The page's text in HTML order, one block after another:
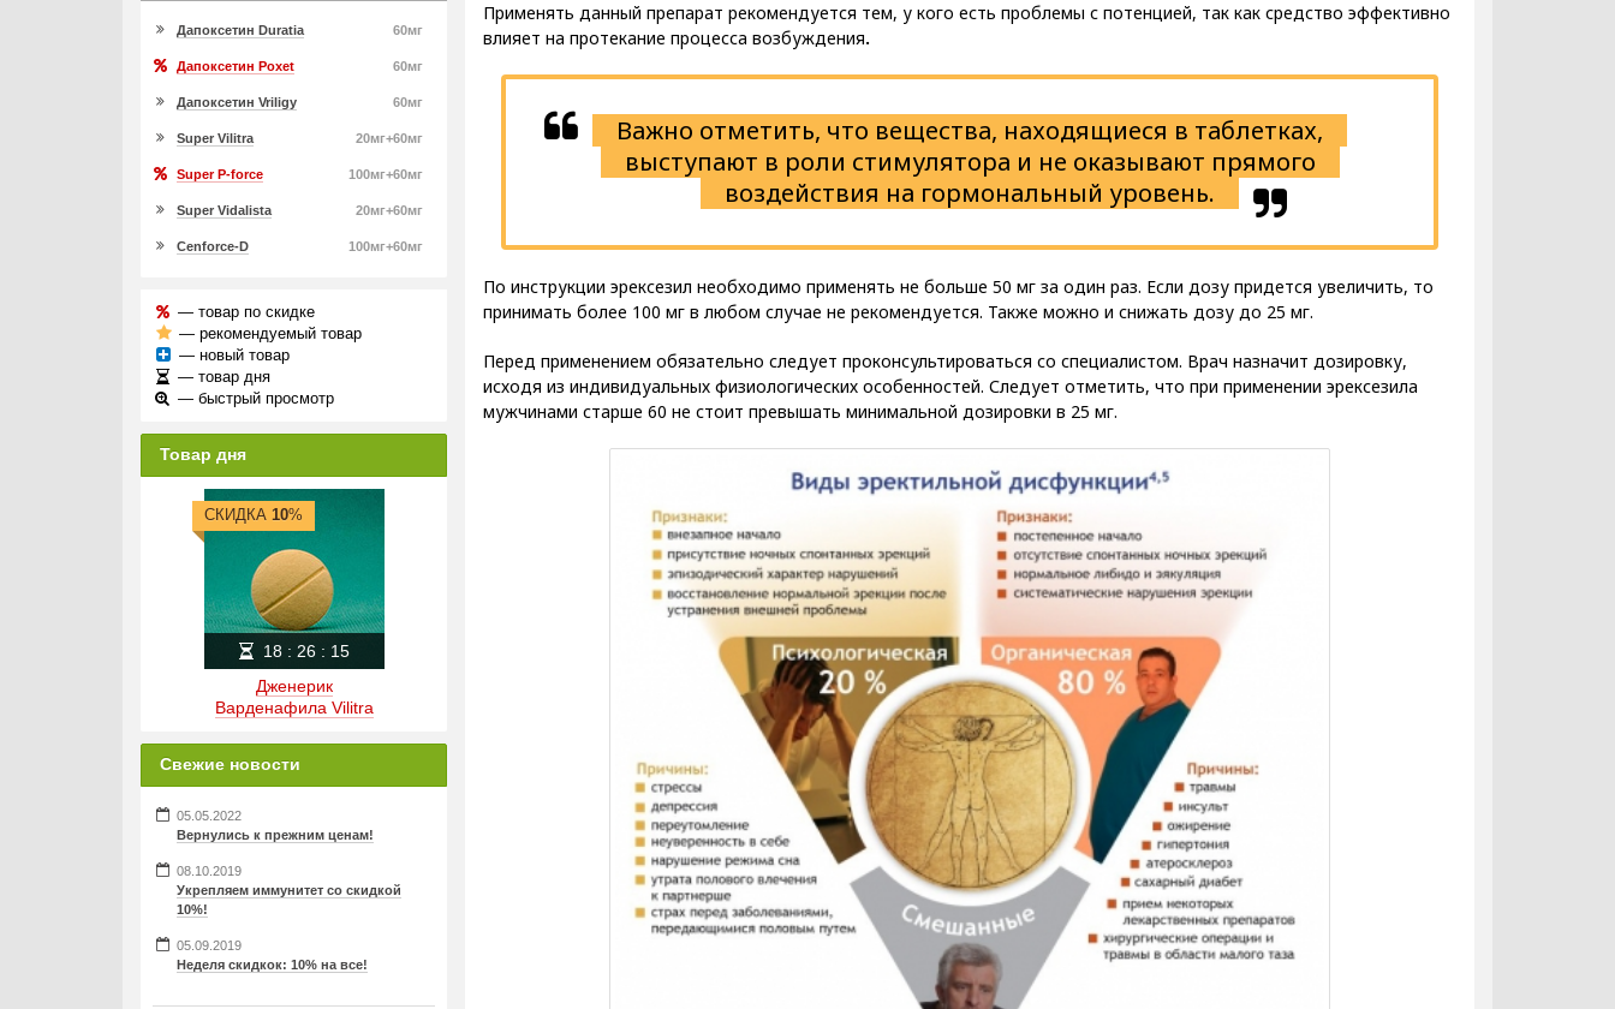
Применять данный препарат рекомендуется тем, у кого есть проблемы с потенцией, так как средство эффективно
влияет на протекание процесса возбуждения.
Важно отметить, что вещества, находящиеся в таблетках,
выступают в роли стимулятора и не оказывают прямого
воздействия на гормональный уровень.
По инструкции эрексезил необходимо применять не больше 50 мг за один раз. Если дозу придется увеличить, то
принимать более 100 мг в любом случае не рекомендуется. Также можно и снижать дозу до 25 мг.
Перед применением обязательно следует проконсультироваться со специалистом. Врач назначит дозировку,
исходя из индивидуальных физиологических особенностей. Следует отметить, что при применении эрексезила
мужчинами старше 60 не стоит превышать минимальной дозировки в 25 мг.
60мг
Дапоксетин Duratia
60мг
Дапоксетин Poxet
60мг
Дапоксетин Vriligy
20мг+60мг
Super Vilitra
100мг+60мг
Super P-force
20мг+60мг
Super Vidalista
100мг+60мг
Cenforce-D
— товар по скидке
— рекомендуемый товар
— новый товар
— товар дня
— быстрый просмотр
Товар дня
Дженерик
Варденафила Vilitra
СКИДКА 10%
18: 26: 14
Свежие новости
05.05.2022
Вернулись к прежним ценам!
08.10.2019
Укрепляем иммунитет со скидкой
10%!
05.09.2019
Неделя скидкок: 10% на все!